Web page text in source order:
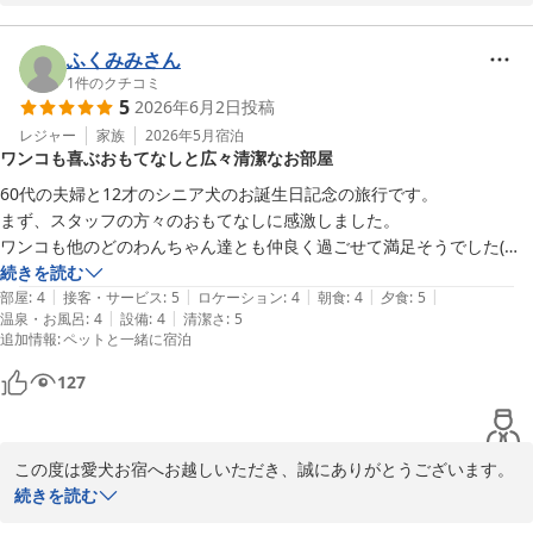
2026-06-17
ご来館のたびに「おかえりなさい」とお迎えできることを、スタッ
フ一同大変嬉しく思っております。るんちゃんとりりちゃんにも再
びお会いでき、私どもにとっても楽しいひとときとなりました。
Rちゃん(ワンちゃんの名前は伏せさせていただきますね)は少し人見
知りな一面がありながらも、一生懸命頑張って過ごしてくれる姿が
とても愛らしく、Rちゃんは人懐っこくスタッフにもたくさん笑顔
を届けてくれました。おふたりそれぞれの個性に、いつも癒しをい
ただいております。
これからもご家族皆様と大切なワンちゃんたちが安心してお過ごし
いただけるよう、心を込めてお迎えしてまいります。
改めまして、この度は当館にご宿泊いただき、誠にありがとうござ
愛犬お宿 伊豆高原
ふくみみさん
1件のクチコミ
5 2026年6月2日投稿
レジャー 家族 2026年5月宿泊
ワンコも喜ぶおもてなしと広々清潔なお部屋
60代の夫婦と12才のシニア犬のお誕生日記念の旅行です。
まず、スタッフの方々のおもてなしに感激しました。
ワンコも他のどのわんちゃん達とも仲良く過ごせて満足そうでした(笑)
お誕生日のケーキにはうちのワンコも目をまん丸くして喜んでいまし
た。
夫は夕食の飲み放題を喜んでいましたが💦
お風呂も気持ちよかったし、お部屋も広々として清潔で最高の旅になり
ました。
続きを読む
部屋: 4 | 接客・サービス: 5 | ロケーション: 4 | 朝食: 4 | 夕食: 5 |
温泉・お風呂: 4 | 設備: 4 | 清潔さ: 5
追加情報:ペットと一緒に宿泊
127
この度は愛犬お宿へお越しいただき、誠にありがとうございます。
続きを読む